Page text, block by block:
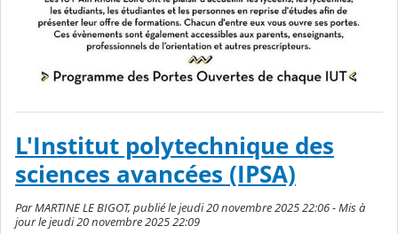
L'Institut polytechnique des
sciences avancées (IPSA)
Par MARTINE LE BIGOT, publié le jeudi 20 novembre 2025 22:06 - Mis à
jour le jeudi 20 novembre 2025 22:09